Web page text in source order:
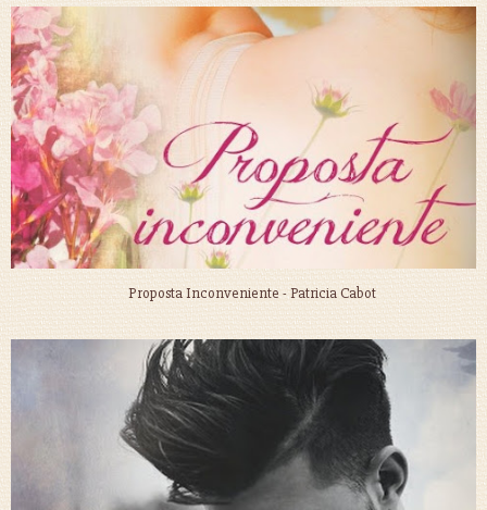
Proposta Inconveniente - Patricia Cabot